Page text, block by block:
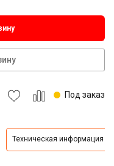
Под заказ
Техническая информация